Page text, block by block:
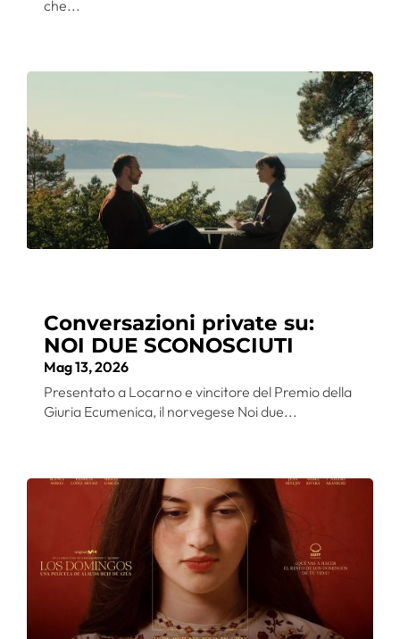
che...
Conversazioni private su:
NOI DUE SCONOSCIUTI
Mag 13, 2026
Presentato a Locarno e vincitore del Premio della
Giuria Ecumenica, il norvegese Noi due...